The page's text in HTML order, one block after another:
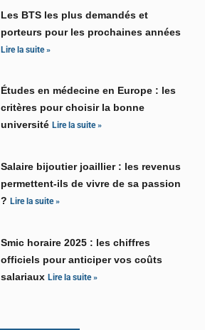
Les BTS les plus demandés et
porteurs pour les prochaines années
Lire la suite »
Études en médecine en Europe : les
critères pour choisir la bonne
universitéLire la suite »
Salaire bijoutier joaillier : les revenus
permettent-ils de vivre de sa passion
?Lire la suite »
Smic horaire 2025 : les chiffres
officiels pour anticiper vos coûts
salariauxLire la suite »